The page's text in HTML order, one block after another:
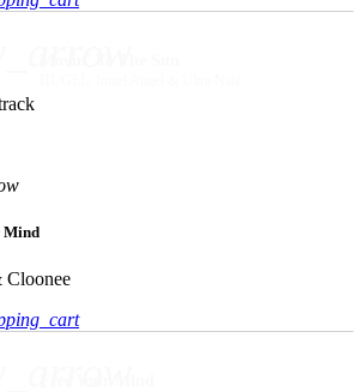
Mind
Cloonee